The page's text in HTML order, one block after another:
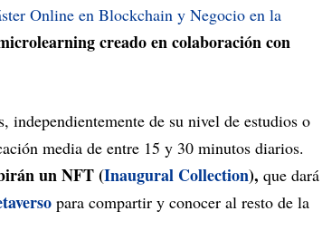
Online en Blockchain y Negocio en la
creado en colaboración con
de su nivel de estudios o
media de entre 15 y 30 minutos diarios.
un NFT (Inaugural Collection), que dará
para compartir y conocer al resto de la